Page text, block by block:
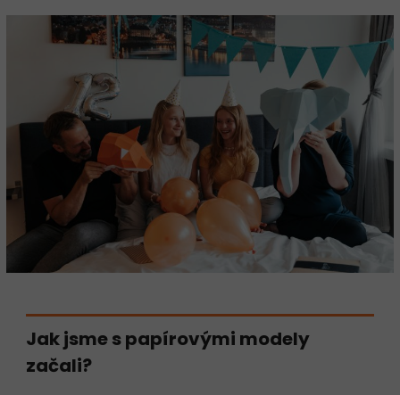
Jak jsme s papírovými modely
začali?